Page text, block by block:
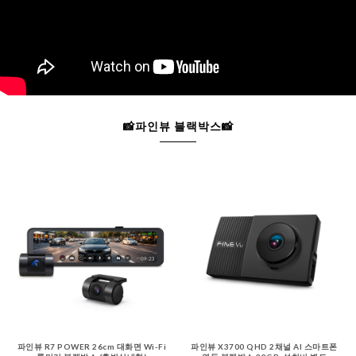
📸파인뷰 블랙박스📸
파인뷰 R7 POWER 26cm 대화면 Wi-Fi
파인뷰 X3700 QHD 2채널 AI 스마트폰